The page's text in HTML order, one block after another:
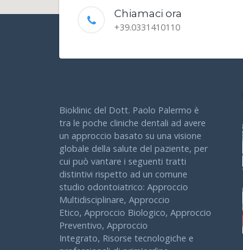
Chiamaci ora
+39.0331410110
Bioklinic del Dott. Paolo Palermo è
tra le poche cliniche dentali ad avere
un approccio basato su una visione
globale della salute del paziente, per
cui può vantare i seguenti tratti
distintivi rispetto ad un comune
studio odontoiatrico: Approccio
Multidisciplinare, Approccio
Etico, Approccio Biologico, Approccio
Preventivo, Approccio
Integrato, Risorse tecnologiche e